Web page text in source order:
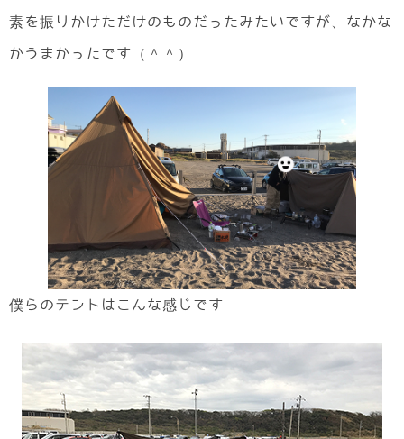
素を振りかけただけのものだったみたいですが、なかな
かうまかったです（＾＾）
僕らのテントはこんな感じです